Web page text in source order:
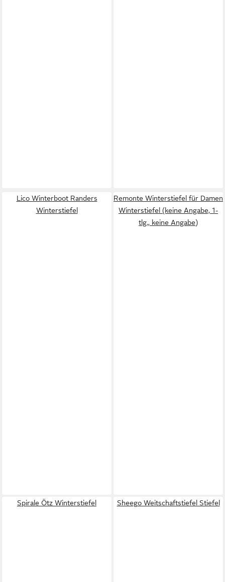
Lico Winterboot Randers
Winterstiefel
Remonte Winterstiefel für Damen
Winterstiefel (keine Angabe, 1-
tlg., keine Angabe)
Spirale Ötz Winterstiefel Sheego Weitschaftstiefel Stiefel